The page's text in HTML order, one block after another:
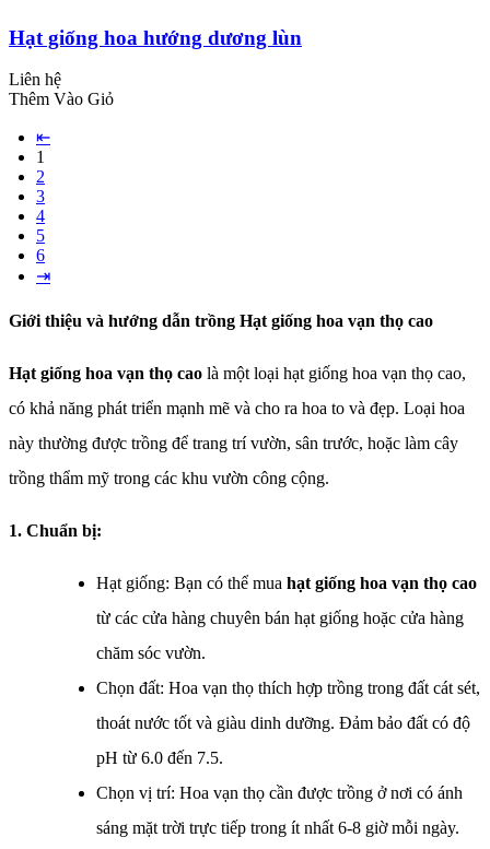
Hạt giống hoa hướng dương lùn
Liên hệ
Thêm Vào Giỏ
⇤
1
2
3
4
5
6
⇥
Giới thiệu và hướng dẫn trồng Hạt giống hoa vạn thọ cao
Hạt giống hoa vạn thọ cao là một loại hạt giống hoa vạn thọ cao,
có khả năng phát triển mạnh mẽ và cho ra hoa to và đẹp. Loại hoa
này thường được trồng để trang trí vườn, sân trước, hoặc làm cây
trồng thẩm mỹ trong các khu vườn công cộng.
1. Chuẩn bị:
Hạt giống: Bạn có thể mua hạt giống hoa vạn thọ cao
từ các cửa hàng chuyên bán hạt giống hoặc cửa hàng
chăm sóc vườn.
Chọn đất: Hoa vạn thọ thích hợp trồng trong đất cát sét,
thoát nước tốt và giàu dinh dưỡng. Đảm bảo đất có độ
pH từ 6.0 đến 7.5.
Chọn vị trí: Hoa vạn thọ cần được trồng ở nơi có ánh
sáng mặt trời trực tiếp trong ít nhất 6-8 giờ mỗi ngày.